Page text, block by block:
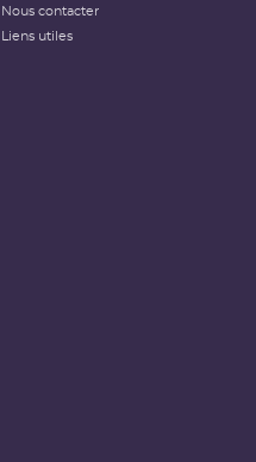
Nous contacter
Liens utiles